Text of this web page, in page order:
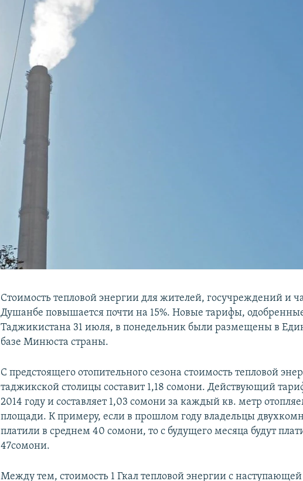
Стоимость тепловой энергии для жителей, госучреждений и
Душанбе повышается почти на 15%. Новые тарифы,
Таджикистана 31 июля, в понедельник были размещены в
базе Минюста страны.
С предстоящего отопительного сезона стоимость тепловой
таджикской столицы составит 1,18 сомони. Действующий
2014 году и составляет 1,03 сомони за каждый кв. метр
площади. К примеру, если в прошлом году владельцы
платили в среднем 40 сомони, то с будущего месяца будут
47сомони.
Между тем, стоимость 1 Гкал тепловой энергии с